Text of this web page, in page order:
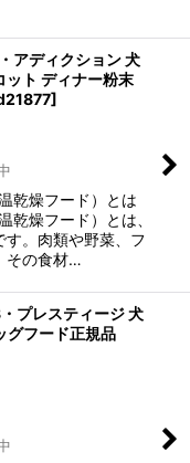
アディクション 犬
ット ディナー粉末
]
乾燥フード）とは
燥フード）とは、
。肉類や野菜、フ
その食材…
プレスティージ 犬
グフード正規品